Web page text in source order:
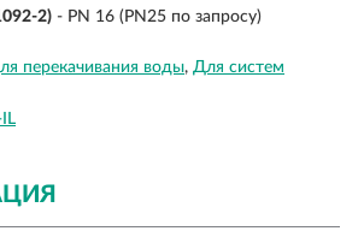
2) - PN 16 (PN25 по запросу)
перекачивания воды Для систем